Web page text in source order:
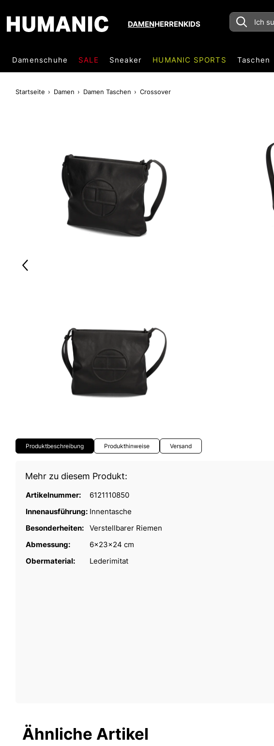
DAMENHERRENKIDS
Damenschuhe SALE Sneaker HUMANIC SPORTS Taschen
Startseite Damen Damen Taschen Crossover
Produktbeschreibung Produkthinweise Versand
Mehr zu diesem Produkt:
Artikelnummer:
6121110850
Innenausführung: Innentasche
Besonderheiten:
Verstellbarer Riemen
Abmessung:
6x23x24 cm
Obermaterial:
Lederimitat
Ähnliche Artikel